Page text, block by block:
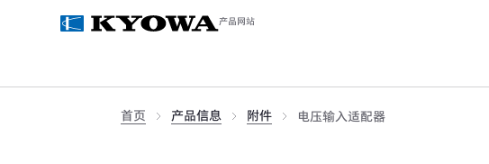
产品网站
首页 产品信息 附件 电压输入适配器